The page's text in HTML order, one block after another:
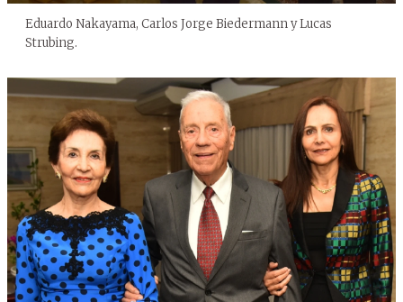
Eduardo Nakayama, Carlos Jorge Biedermann y Lucas
Strubing.